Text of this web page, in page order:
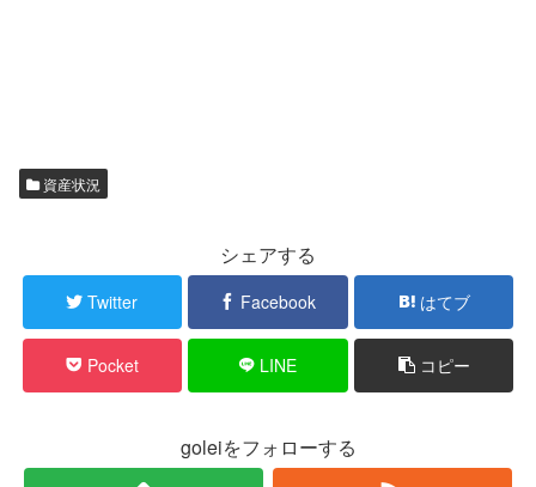
資産状況
シェアする
Twitter Facebook はてブ
Pocket LINE コピー
goleiをフォローする